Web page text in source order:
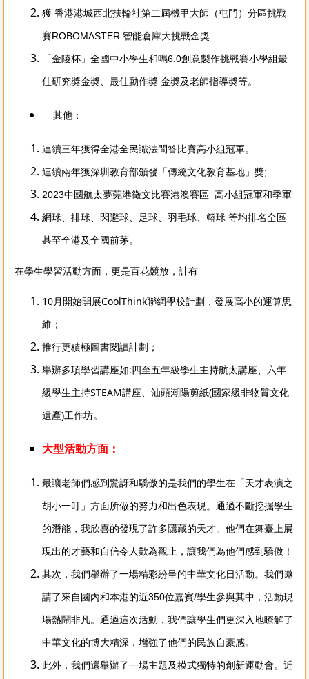
獲 香港港城西北扶輪社第二屆機甲大師（屯門）分區挑戰
賽ROBOMASTER 智能倉庫大挑戰金獎
「金陵杯」全國中小學生和鳴6.0創意製作挑戰賽小學組最
佳研究奬金奬、最佳動作奬 金奬及老師指導奬等。
其他：
連續三年獲得全港全民識法問答比賽高小組冠軍。
連續兩年獲深圳教育部頒發「傳統文化教育基地」獎;
2023中國航太夢莞港徵文比賽港澳賽區 高小組冠軍和季軍
網球、排球、閃避球、足球、羽毛球、籃球 等均排名全區
甚至全港及全國前茅。
在學生學習活動方面，更是百花競放，計有
10月開始開展CoolThink聯網學校計劃，發展高小的運算思
維；
推行更積極圖書閱讀計劃；
舉辦多項學習講座如:四至五年級學生主持航太講座、六年
級學生主持STEAM講座、汕頭潮陽剪紙(國家級非物質文化
遺產)工作坊。
大型活動方面：
最讓老師們感到驚訝和驕傲的是我們的學生在「天才表演之
胡小一叮」方面所做的努力和出色表現。通過不斷挖掘學生
的潛能，我欣喜的發現了許多隱藏的天才。他們在舞臺上展
現出的才藝和自信令人歎為觀止，讓我們為他們感到驕傲！
其次，我們舉辦了一場精彩紛呈的中華文化日活動。我們邀
請了來自國內和本港的近350位嘉賓/學生參與其中，活動現
場熱鬧非凡。通過這次活動，我們讓學生們更深入地瞭解了
中華文化的博大精深，增強了他們的民族自豪感。
此外，我們還舉辦了一場主題及模式獨特的創新運動會。近